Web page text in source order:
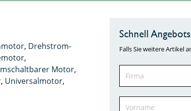
, Drehstrom-
,
Motor,
, Universalmotor,
Schnell
Falls Sie weitere Artikel